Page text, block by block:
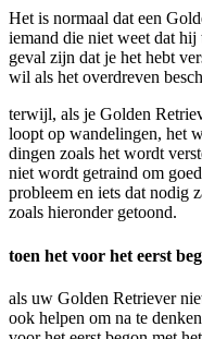
Het is normaal dat een
iemand die niet weet dat hij
geval zijn dat je het hebt
wil als het overdreven
terwijl, als je Golden
loopt op wandelingen, het
dingen zoals het wordt
niet wordt getraind om
probleem en iets dat nodig
zoals hieronder getoond.
toen het voor het eerst
als uw Golden Retriever
ook helpen om na te